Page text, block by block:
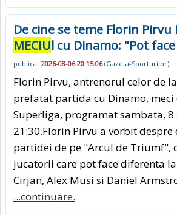
De cine se teme Florin
MECIUl cu Dinamo: "Pot
publicat 2026-08-06 20:15:06(Gazeta-Sporturilor)
Florin Pirvu, antrenorul celor de
prefatat partida cu Dinamo,
Superliga, programat sambata, 8
21:30.Florin Pirvu a vorbit
partidei de pe "Arcul de Triumf",
jucatorii care pot face diferenta
Cirjan, Alex Musi si Daniel
...continuare.